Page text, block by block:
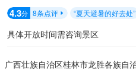
4.3分 8条点评  “夏天避暑的好去处”
具体开放时间需咨询景区